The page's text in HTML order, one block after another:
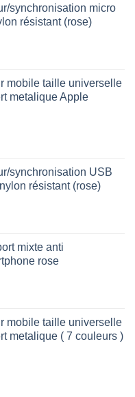
synchronisation micro
résistant (rose)
mobile taille universelle
metalique Apple
synchronisation USB
résistant (rose)
mixte anti
rose
mobile taille universelle
metalique ( 7 couleurs )